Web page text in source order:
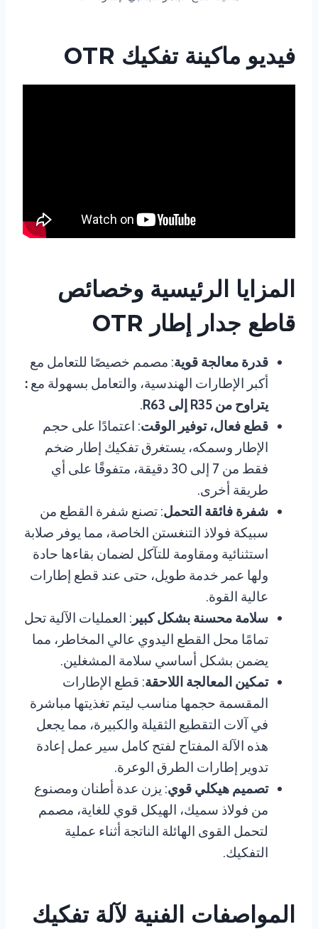
فيديو ماكينة تفكيك OTR
المزايا الرئيسية وخصائص
قاطع جدار إطار OTR
قدرة معالجة قوية: مصمم خصيصًا للتعامل مع
أكبر الإطارات الهندسية، والتعامل بسهولة مع :
يتراوح من R35 إلى R63
.
قطع فعال، توفير الوقت: اعتمادًا على حجم
الإطار وسمكه، يستغرق تفكيك إطار ضخم
فقط من 7 إلى 30 دقيقة، متفوقًا على أي
طريقة أخرى.
شفرة فائقة التحمل: تصنع شفرة القطع من
سبيكة فولاذ التنغستن الخاصة، مما يوفر صلابة
استثنائية ومقاومة للتآكل لضمان بقاءها حادة
ولها عمر خدمة طويل، حتى عند قطع إطارات
عالية القوة.
سلامة محسنة بشكل كبير : العمليات الآلية تحل
تمامًا محل القطع اليدوي عالي المخاطر، مما
يضمن بشكل أساسي سلامة المشغلين.
تمكين المعالجة اللاحقة: قطع الإطارات
المقسمة حجمها مناسب ليتم تغذيتها مباشرة
في آلات التقطيع الثقيلة والكبيرة، مما يجعل
هذه الآلة المفتاح لفتح كامل سير عمل إعادة
تدوير إطارات الطرق الوعرة.
تصميم هيكلي قوي: يزن عدة أطنان ومصنوع
من فولاذ سميك، الهيكل قوي للغاية، مصمم
لتحمل القوى الهائلة الناتجة أثناء عملية
التفكيك.
المواصفات الفنية لآلة تفكيك